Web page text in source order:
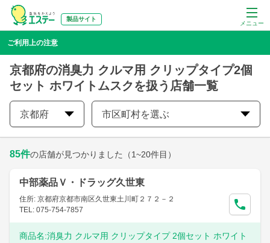
メニュー
製品サイト
ご利用上の注意
京都府の消臭力 クルマ用 クリップタイプ2個
セット ホワイトムスクを扱う店舗一覧
京都府 市区町村を選ぶ
85件の店舗が見つかりました （1~20件目）
中部薬品Ｖ・ドラッグ久世東
住所: 京都府京都市南区久世東土川町２７２－２
TEL: 075-754-7857
商品名:消臭力 クルマ用 クリップタイプ 2個セット ホワイト